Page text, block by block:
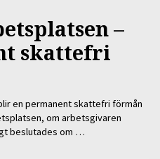
–
skattefri
en permanent skattefri förmån
om arbetsgivaren
beslutades om …